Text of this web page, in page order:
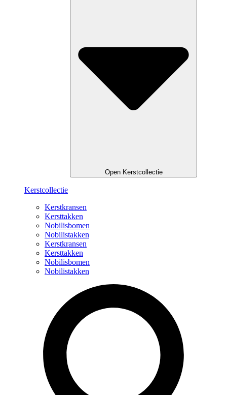
Open Kerstcollectie
Kerstcollectie
Kerstkransen
Kersttakken
Nobilisbomen
Nobilistakken
Kerstkransen
Kersttakken
Nobilisbomen
Nobilistakken